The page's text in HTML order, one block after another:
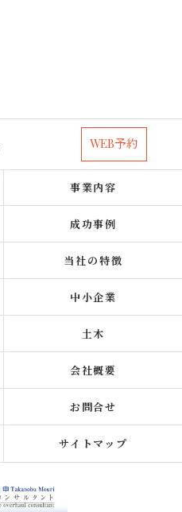
WEB予約
事業内容
成功事例
当社の特徴
中小企業
土木
会社概要
お問合せ
サイトマップ